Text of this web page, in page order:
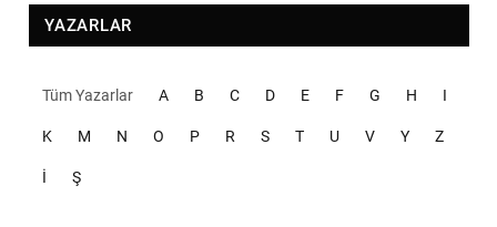
YAZARLAR
Tüm Yazarlar A B C D E F G H I
K M N O P R S T U V Y Z
İ Ş